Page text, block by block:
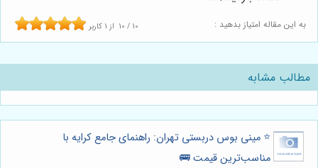
به این مقاله امتیاز بدهید : 10 / 10 از 1 کاربر
مطالب مشابه
⭐️ مینی بوس دربستی تهران: راهنمای جامع کرایه با
مناسب‌ترین قیمت 🚌